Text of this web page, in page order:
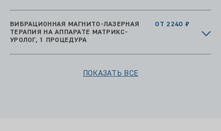
ВИБРАЦИОННАЯ МАГНИТО-ЛАЗЕРНАЯ
ТЕРАПИЯ НА АППАРАТЕ МАТРИКС-
УРОЛОГ, 1 ПРОЦЕДУРА
ОТ 2240 ₽
ПОКАЗАТЬ ВСЕ